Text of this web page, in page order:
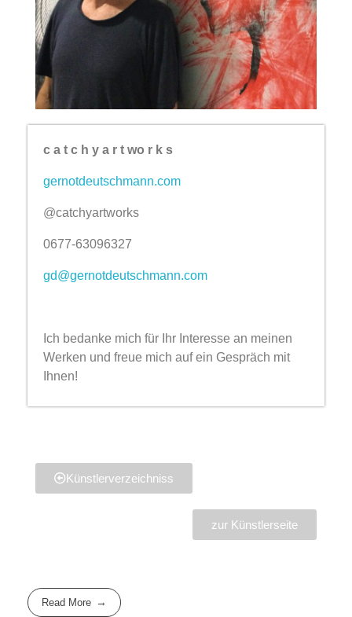
c a t c h y a r t wo r k s
gernotdeutschmann.com
@catchyartworks
0677-63096327
gd@gernotdeutschmann.com
Ich bedanke mich für Ihr Interesse an meinen
Werken und freue mich auf ein Gespräch mit
Ihnen!
Künstlerverzeichniss
zur Künstlerseite
Read More